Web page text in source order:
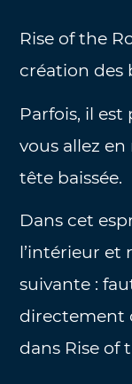
Rise of the
création des
Parfois, il
vous allez
tête baissée.
Dans cet
l’intérieur et
suivante :
directement
dans Rise of